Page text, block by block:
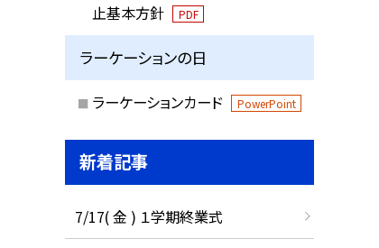
止基本方針
PDF
ラーケーションの日
ラーケーションカード PowerPoint
新着記事
7/17( 金 ) １学期終業式